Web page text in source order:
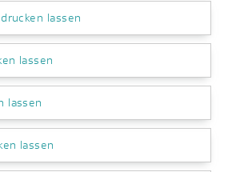
lassen
lassen
lassen
lassen